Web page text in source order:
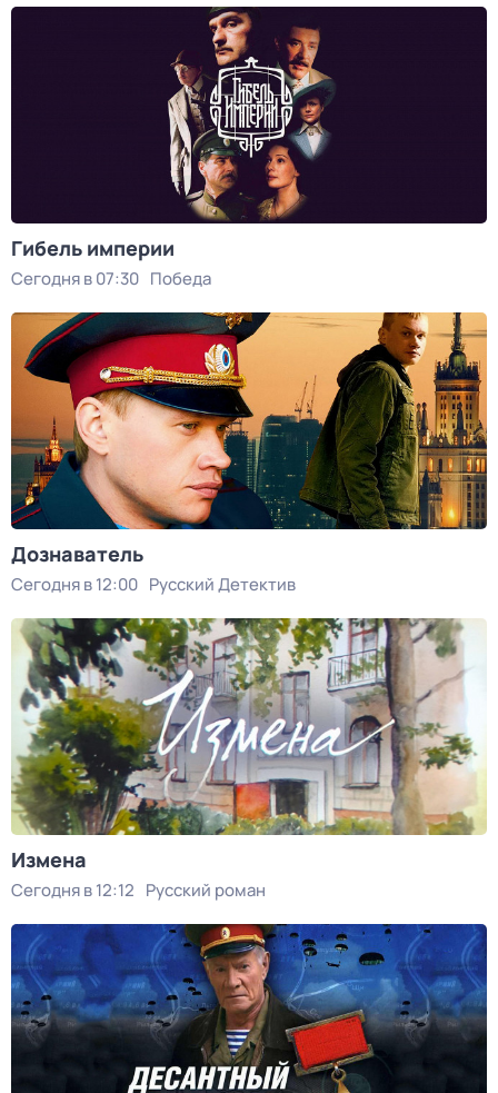
Гибель империи
Сегодня в 07:30 Победа
Дознаватель
Сегодня в 12:00 Русский Детектив
Измена
Сегодня в 12:12 Русский роман